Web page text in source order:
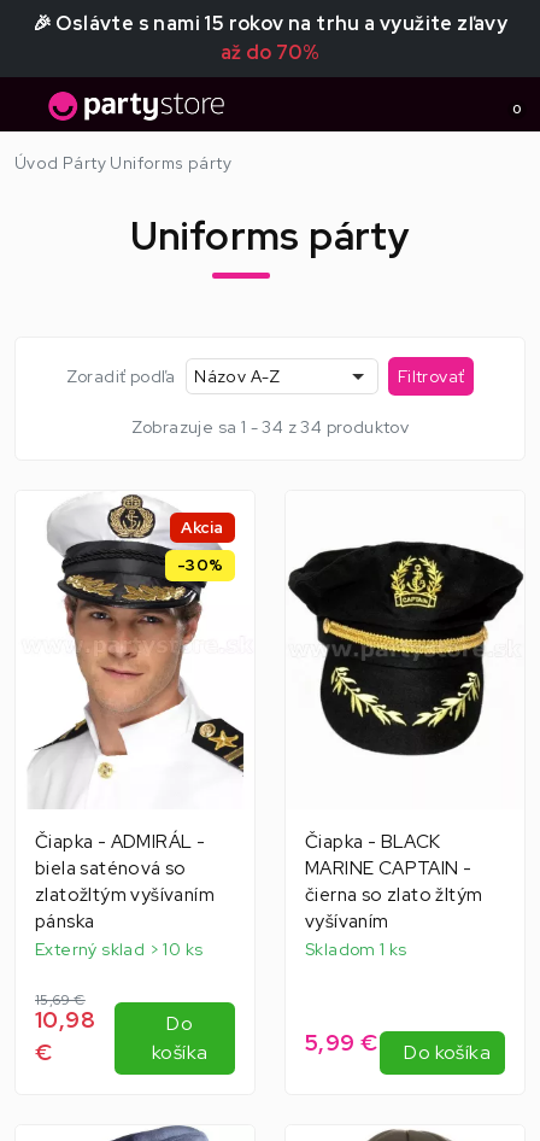
🎉 Oslávte s nami 15 rokov na trhu a využite zľavy
až do 70%
0
Úvod Párty Uniforms párty
Uniforms párty
Zoradiť podľa Názov A-Z Filtrovať
Zobrazuje sa 1 - 34 z 34 produktov
Akcia
-30%
Čiapka - ADMIRÁL -
biela saténová so
zlatožltým vyšívaním
pánska
Externý sklad > 10 ks
15,69 €
10,98
€
Do
košíka
Čiapka - BLACK
MARINE CAPTAIN -
čierna so zlato žltým
vyšívaním
Skladom 1 ks
5,99 € Do košíka